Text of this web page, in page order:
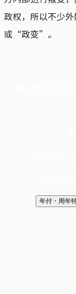
政权，所以不少
或“政变”。
年付・周年